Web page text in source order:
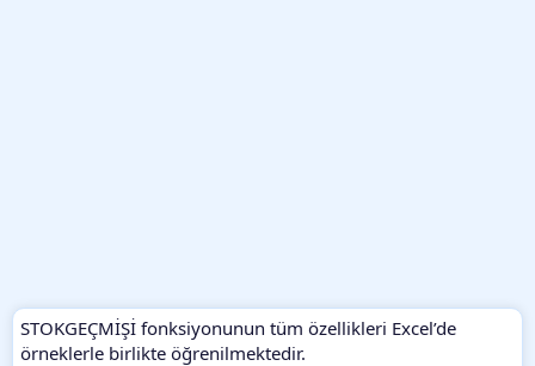
STOKGEÇMİŞİ fonksiyonunun tüm özellikleri Excel’de
örneklerle birlikte öğrenilmektedir.